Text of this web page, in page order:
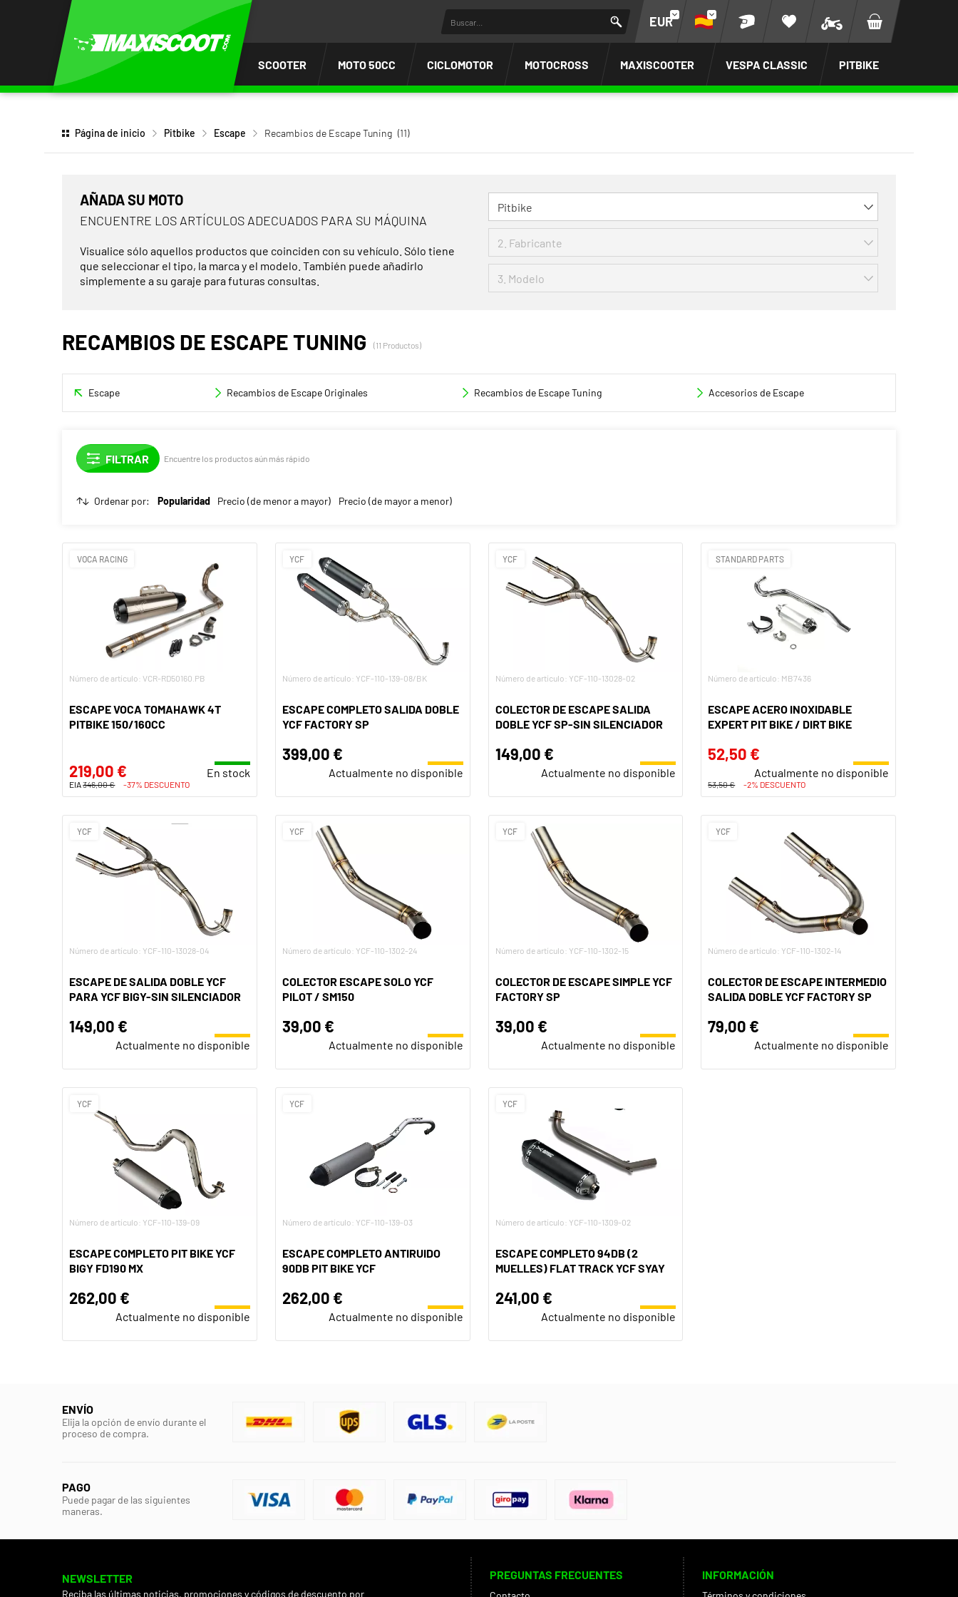
EUR
SCOOTER MOTO 50CC CICLOMOTOR MOTOCROSS MAXISCOOTER VESPA CLASSIC PITBIKE
Página de inicio Pitbike Escape Recambios de Escape Tuning (11)
AÑADA SU MOTO
ENCUENTRE LOS ARTÍCULOS ADECUADOS PARA SU MÁQUINA
Visualice sólo aquellos productos que coinciden con su vehículo. Sólo tiene
que seleccionar el tipo, la marca y el modelo. También puede añadirlo
simplemente a su garaje para futuras consultas.
RECAMBIOS DE ESCAPE TUNING (11 Productos)
Escape Recambios de Escape Originales Recambios de Escape Tuning Accesorios de Escape
Encuentre los productos aún más rápido
Ordenar por: Popularidad Precio (de menor a mayor) Precio (de mayor a menor)
VOCA RACING
Número de artículo: VCR-RD50160.PB
ESCAPE VOCA TOMAHAWK 4T
PITBIKE 150/160CC
219,00 € En stock
EIA346,00 € -37% DESCUENTO
YCF
Número de artículo: YCF-110-139-08/BK
ESCAPE COMPLETO SALIDA DOBLE
YCF FACTORY SP
399,00 €
Actualmente no disponible
YCF
Número de artículo: YCF-110-13028-02
COLECTOR DE ESCAPE SALIDA
DOBLE YCF SP-SIN SILENCIADOR
149,00 €
Actualmente no disponible
STANDARD PARTS
Número de artículo: MB7436
ESCAPE ACERO INOXIDABLE
EXPERT PIT BIKE / DIRT BIKE
52,50 €
Actualmente no disponible
53,50 € -2% DESCUENTO
YCF
Número de artículo: YCF-110-13028-04
ESCAPE DE SALIDA DOBLE YCF
PARA YCF BIGY-SIN SILENCIADOR
149,00 €
Actualmente no disponible
YCF
Número de artículo: YCF-110-1302-24
COLECTOR ESCAPE SOLO YCF
PILOT / SM150
39,00 €
Actualmente no disponible
YCF
Número de artículo: YCF-110-1302-15
COLECTOR DE ESCAPE SIMPLE YCF
FACTORY SP
39,00 €
Actualmente no disponible
YCF
Número de artículo: YCF-110-1302-14
COLECTOR DE ESCAPE INTERMEDIO
SALIDA DOBLE YCF FACTORY SP
79,00 €
Actualmente no disponible
YCF
Número de artículo: YCF-110-139-09
ESCAPE COMPLETO PIT BIKE YCF
BIGY FD190 MX
262,00 €
Actualmente no disponible
YCF
Número de artículo: YCF-110-139-03
ESCAPE COMPLETO ANTIRUIDO
90DB PIT BIKE YCF
262,00 €
Actualmente no disponible
YCF
Número de artículo: YCF-110-1309-02
ESCAPE COMPLETO 94DB (2
MUELLES) FLAT TRACK YCF SYAY
241,00 €
Actualmente no disponible
ENVÍO
Elija la opción de envío durante el
proceso de compra.
PAGO
Puede pagar de las siguientes
maneras.
NEWSLETTER
Reciba las últimas noticias, promociones y códigos de descuento por
PREGUNTAS FRECUENTES INFORMACIÓN